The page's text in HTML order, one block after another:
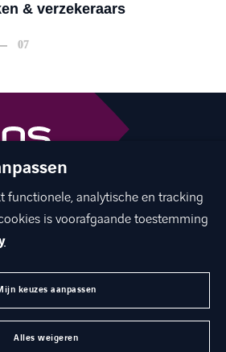
& verzekeraars
07
a human touch
instagram
functionele, analytische en tracking
is voorafgaande toestemming
keuzes aanpassen
Alles weigeren